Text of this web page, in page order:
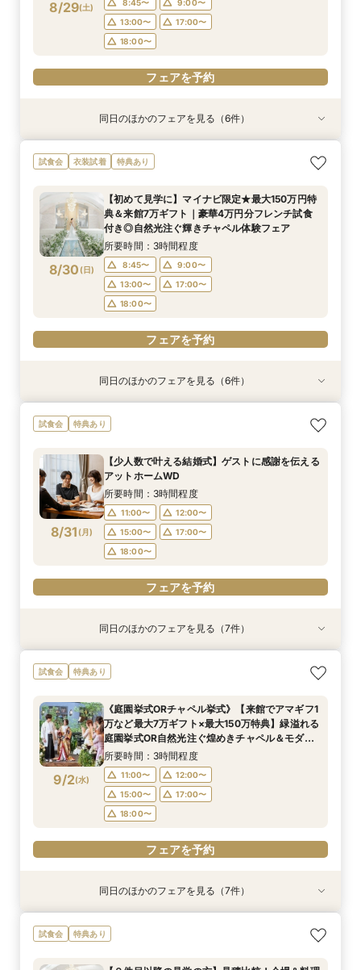
フェアを予約
フェアを予約
フェアを予約
フェアを予約
フェアを予約
フェアを予約
フェアを予約
8/29(土) 8:45〜
9:00〜
13:00〜
17:00〜
18:00〜
フェアを予約
特典あり
8/29(土)
【少人数で叶える結婚式】ゲストに感謝を伝える
アットホームWD
8:45〜
9:00〜
13:00〜
17:00〜
18:00〜
フェアを予約
8/29(土)
【フォト婚・挙式のみ・家族婚もOK】結婚準備
なんでも相談会◆
8:45〜
9:00〜
13:00〜
17:00〜
18:00〜
フェアを予約
特典あり
8/29(土)
【2件目以降の見学の方】見積比較！会場見学＆
豪華試食つき相談
8:45〜
9:00〜
13:00〜
17:00〜
18:00〜
フェアを予約
特典あり
8/29(土)
《庭園挙式ORチャペル挙式》【来館でアマギフ1
万など最大7万ギフト×最大150万特典】緑溢れる
貸切邸宅見学×4万円相当フルコース試食付◎マ
イナビ限定BIG
所要時間：3時間程度
8:45〜
9:00〜
13:00〜
17:00〜
18:00〜
フェアを予約
衣装試着 特典あり
8/29(土)
【初めて見学に】マイナビ限定★最大150万円特
典＆来館7万ギフト｜豪華4万円分フレンチ試食
所要時間：3時間程度
8:45〜
9:00〜
13:00〜
17:00〜
18:00〜
フェアを予約
衣装試着 特典あり
8/29(土)
【40～70名おすすめ会場】豪華試食×チャペル
＆会場見学×じっくり見積相談｜来館7万ギフト
所要時間：3時間程度
8:45〜
9:00〜
13:00〜
17:00〜
18:00〜
フェアを予約
同日のほかのフェアを見る（6件）
試食会 衣装試着 特典あり
8/30 (日)
【初めて見学に】マイナビ限定★最大150万円特
典＆来館7万ギフト｜豪華4万円分フレンチ試食
付き◎自然光注ぐ輝きチャペル体験フェア
所要時間：3時間程度
8:45〜
9:00〜
13:00〜
17:00〜
18:00〜
フェアを予約
特典あり
8/30(日 )
【少人数で叶える結婚式】ゲストに感謝を伝える
アットホームWD
8:45〜
9:00〜
13:00〜
17:00〜
18:00〜
フェアを予約
8/30(日 )
【フォト婚・挙式のみ・家族婚もOK】結婚準備
なんでも相談会◆
8:45〜
9:00〜
13:00〜
17:00〜
18:00〜
フェアを予約
特典あり
8/30(日 )
【2件目以降の見学の方】見積比較！会場見学＆
豪華試食つき相談
8:45〜
9:00〜
13:00〜
17:00〜
18:00〜
フェアを予約
特典あり
8/30(日 )
《庭園挙式ORチャペル挙式》【来館でアマギフ1
万など最大7万ギフト×最大150万特典】緑溢れる
貸切邸宅見学×4万円相当フルコース試食付◎マ
イナビ限定BIG
所要時間：3時間程度
13:00〜
17:00〜
18:00〜
フェアを予約
特典あり
8/30(日 )
【料理重視の方必見BIGフェア】特選牛シャトー
ブリアン×オマールコース試食＆クリスタルチャ
所要時間：3時間程度
13:00〜
17:00〜
18:00〜
フェアを予約
衣装試着 特典あり
8/30(日 )
【40～70名おすすめ会場】豪華試食×チャペル
＆会場見学×じっくり見積相談｜来館7万ギフト
所要時間：3時間程度
13:00〜
17:00〜
18:00〜
フェアを予約
同日のほかのフェアを見る（6件）
試食会 特典あり
8/31 (月)
【少人数で叶える結婚式】ゲストに感謝を伝える
アットホームWD
所要時間：3時間程度
11:00〜
12:00〜
15:00〜
17:00〜
18:00〜
フェアを予約
特典あり
8/31(月)
【料理重視の方必見BIGフェア】特選牛シャトー
ブリアン×オマールコース試食＆クリスタルチャ
所要時間：3時間程度
11:00〜
12:00〜
15:00〜
17:00〜
18:00〜
フェアを予約
8/31(月)
【フォト婚・挙式のみ・家族婚もOK】結婚準備
なんでも相談会◆
11:00〜
12:00〜
15:00〜
17:00〜
18:00〜
フェアを予約
特典あり
8/31(月)
【２件目以降の見学の方】見積比較！会場＆料理
＆予算相談会＼ドレス最大35万優待など最大150
リアン×オマールなどコース試食◆じっくり相談
会◆
所要時間：3時間程度
11:00〜
12:00〜
15:00〜
17:00〜
18:00〜
フェアを予約
衣装試着 特典あり
8/31(月)
【40～70名おすすめ会場】豪華試食×チャペル
＆会場見学×じっくり見積相談｜来館7万ギフト
所要時間：3時間程度
11:00〜
12:00〜
15:00〜
17:00〜
18:00〜
フェアを予約
衣装試着 特典あり
8/31(月)
【初めて見学に】マイナビ限定★最大150万円特
典＆来館7万ギフト｜豪華4万円分フレンチ試食
所要時間：3時間程度
11:00〜
12:00〜
15:00〜
17:00〜
18:00〜
フェアを予約
特典あり
8/31(月)
平日限定開催！マイナビBIG◎アマギフ1万円進呈
★【来館7万ギフト×最大150万特典】4万円相当
＆貸切邸宅見学◆マイナビ限定BIGフェア
所要時間：3時間程度
11:00〜
12:00〜
15:00〜
17:00〜
18:00〜
フェアを予約
特典あり
8/31(月)
《庭園挙式ORチャペル挙式》【来館でアマギフ1
万など最大7万ギフト×最大150万特典】緑溢れる
貸切邸宅見学×4万円相当フルコース試食付◎マ
イナビ限定BIG
所要時間：3時間程度
11:00〜
12:00〜
15:00〜
17:00〜
18:00〜
フェアを予約
同日のほかのフェアを見る（7件）
試食会 特典あり
9/2(水)
《庭園挙式ORチャペル挙式》【来館でアマギフ1
万など最大7万ギフト×最大150万特典】緑溢れる
庭園挙式OR自然光注ぐ煌めきチャペル＆モダン
貸切邸宅見学×4万円相当フルコース試食付◎マ
イナビ限定BIG
所要時間：3時間程度
11:00〜
12:00〜
15:00〜
17:00〜
18:00〜
フェアを予約
特典あり
【少人数で叶える結婚式】ゲストに感謝を伝える
アットホームWD
特典あり
【料理重視の方必見BIGフェア】特選牛シャトー
ブリアン×オマールコース試食＆クリスタルチャ
【フォト婚・挙式のみ・家族婚もOK】結婚準備
なんでも相談会◆
特典あり
【２件目以降の見学の方】見積比較！会場＆料理
＆予算相談会＼ドレス最大35万優待など最大150
衣装試着 特典あり
【40～70名おすすめ会場】豪華試食×チャペル
＆会場見学×じっくり見積相談｜来館7万ギフト
衣装試着 特典あり
【初めて見学に】マイナビ限定★最大150万円特
典＆来館7万ギフト｜豪華4万円分フレンチ試食
特典あり
平日限定開催！マイナビBIG◎アマギフ1万円進呈
★【来館7万ギフト×最大150万特典】4万円相当
同日のほかのフェアを見る（7件）
試食会 特典あり